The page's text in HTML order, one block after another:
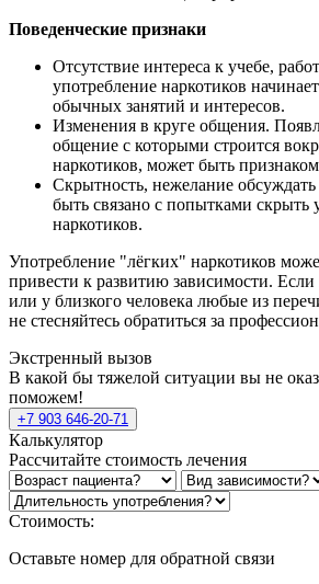
Поведенческие признаки
Отсутствие интереса к учебе,
употребление наркотиков
обычных занятий и интересов.
Изменения в круге общения.
общение с которыми строится
наркотиков, может быть
Скрытность, нежелание
быть связано с попытками скрыть
наркотиков.
Употребление "лёгких" наркотиков
привести к развитию зависимости.
или у близкого человека любые из
не стесняйтесь обратиться за
Экстренный вызов
В какой бы тяжелой ситуации вы не
поможем!
+7 903 646-20-71
Калькулятор
Рассчитайте стоимость лечения
Стоимость:
Оставьте номер для обратной связи